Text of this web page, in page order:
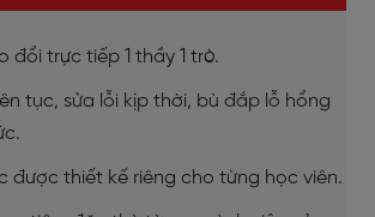
đổi trực tiếp 1 thầy 1 trò.
tục, sửa lỗi kịp thời, bù đắp lỗ hổng
được thiết kế riêng cho từng học viên.